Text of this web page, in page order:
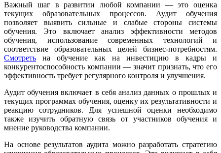
Важный шаг в развитии любой компании — это оценка
текущих образовательных процессов. Аудит обучения
позволяет выявить сильные и слабые стороны системы
обучения. Это включает анализ эффективности методов
обучения, использование современных технологий и
соответствие образовательных целей бизнес-потребностям.
Смотреть на обучение как на инвестицию в кадры и
конкурентоспособность компании — значит признать, что его
эффективность требует регулярного контроля и улучшения.
Аудит обучения включает в себя анализ данных о прошлых и
текущих программах обучения, оценку их результативности и
реакцию сотрудников. Для успешной оценки необходимо
также изучить обратную связь от участников обучения и
мнение руководства компании.
На основе результатов аудита можно разработать стратегию